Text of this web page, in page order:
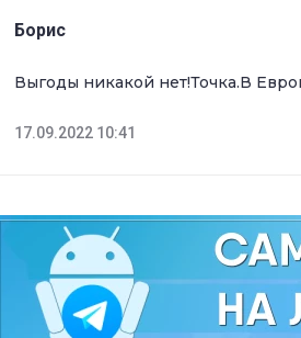
Борис
Выгоды никакой нет!Точка.В
17.09.2022 10:41